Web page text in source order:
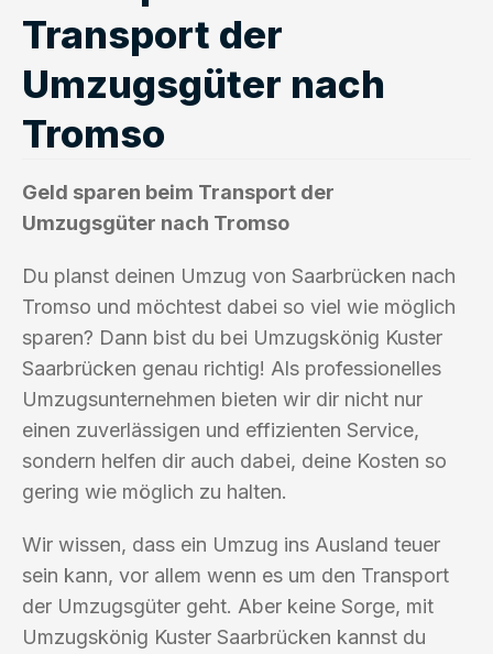
Transport der
Umzugsgüter nach
Tromso
Geld sparen beim Transport der
Umzugsgüter nach Tromso
Du planst deinen Umzug von Saarbrücken nach
Tromso und möchtest dabei so viel wie möglich
sparen? Dann bist du bei Umzugskönig Kuster
Saarbrücken genau richtig! Als professionelles
Umzugsunternehmen bieten wir dir nicht nur
einen zuverlässigen und effizienten Service,
sondern helfen dir auch dabei, deine Kosten so
gering wie möglich zu halten.
Wir wissen, dass ein Umzug ins Ausland teuer
sein kann, vor allem wenn es um den Transport
der Umzugsgüter geht. Aber keine Sorge, mit
Umzugskönig Kuster Saarbrücken kannst du